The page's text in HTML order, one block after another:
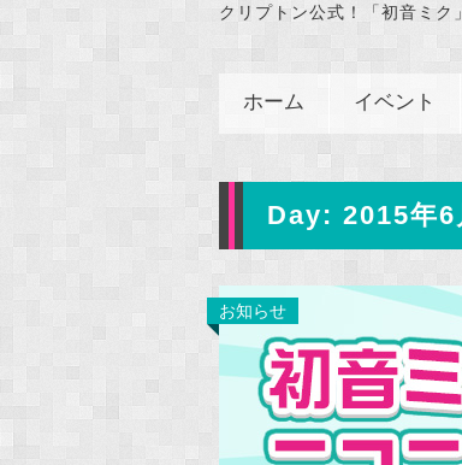
クリプトン公式！「初音ミク
ホーム イベント
Day: 2015年
お知らせ